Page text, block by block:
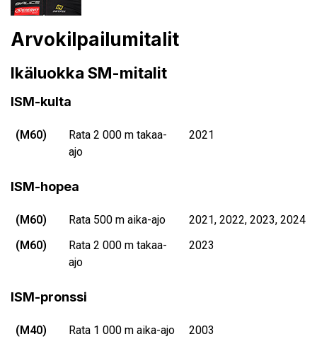
Arvokilpailumitalit
Ikäluokka SM-mitalit
ISM-kulta
(M60)
Rata 2 000 m takaa-
ajo
2021
ISM-hopea
(M60) Rata 500 m aika-ajo
2021, 2022, 2023, 2024
(M60)
Rata 2 000 m takaa-
ajo
2023
ISM-pronssi
(M40) Rata 1 000 m aika-ajo
2003